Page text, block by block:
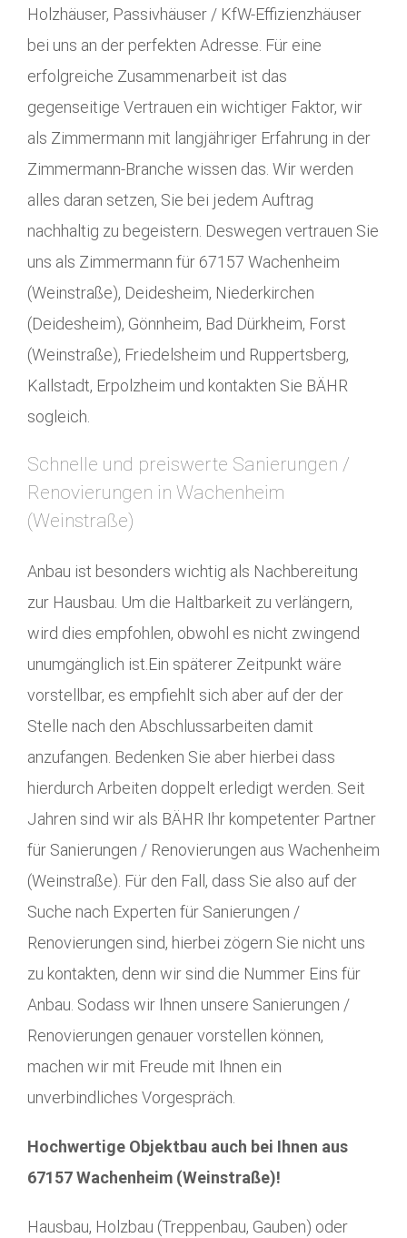
Holzhäuser, Passivhäuser / KfW-Effizienzhäuser
bei uns an der perfekten Adresse. Für eine
erfolgreiche Zusammenarbeit ist das
gegenseitige Vertrauen ein wichtiger Faktor, wir
als Zimmermann mit langjähriger Erfahrung in der
Zimmermann-Branche wissen das. Wir werden
alles daran setzen, Sie bei jedem Auftrag
nachhaltig zu begeistern. Deswegen vertrauen Sie
uns als Zimmermann für 67157 Wachenheim
(Weinstraße), Deidesheim, Niederkirchen
(Deidesheim), Gönnheim, Bad Dürkheim, Forst
(Weinstraße), Friedelsheim und Ruppertsberg,
Kallstadt, Erpolzheim und kontakten Sie BÄHR
sogleich.
Schnelle und preiswerte Sanierungen /
Renovierungen in Wachenheim
(Weinstraße)
Anbau ist besonders wichtig als Nachbereitung
zur Hausbau. Um die Haltbarkeit zu verlängern,
wird dies empfohlen, obwohl es nicht zwingend
unumgänglich ist.Ein späterer Zeitpunkt wäre
vorstellbar, es empfiehlt sich aber auf der der
Stelle nach den Abschlussarbeiten damit
anzufangen. Bedenken Sie aber hierbei dass
hierdurch Arbeiten doppelt erledigt werden. Seit
Jahren sind wir als BÄHR Ihr kompetenter Partner
für Sanierungen / Renovierungen aus Wachenheim
(Weinstraße). Für den Fall, dass Sie also auf der
Suche nach Experten für Sanierungen /
Renovierungen sind, hierbei zögern Sie nicht uns
zu kontakten, denn wir sind die Nummer Eins für
Anbau. Sodass wir Ihnen unsere Sanierungen /
Renovierungen genauer vorstellen können,
machen wir mit Freude mit Ihnen ein
unverbindliches Vorgespräch.
Hochwertige Objektbau auch bei Ihnen aus
67157 Wachenheim (Weinstraße)!
Hausbau, Holzbau (Treppenbau, Gauben) oder